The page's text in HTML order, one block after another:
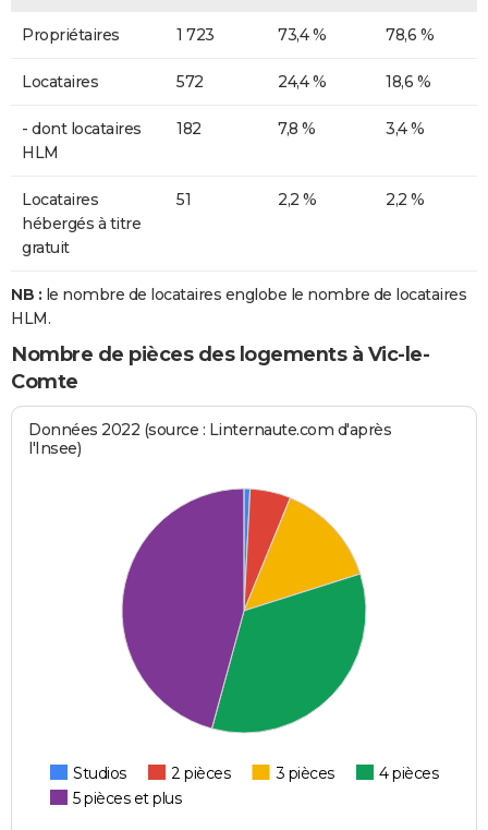
Propriétaires 1 723 73,4 % 78,6 %
Locataires 572 24,4 % 18,6 %
- dont locataires
HLM
182 7,8 % 3,4 %
Locataires
hébergés à titre
gratuit
51 2,2 % 2,2 %
NB : le nombre de locataires englobe le nombre de locataires
HLM.
Nombre de pièces des logements à Vic-le-
Comte
Données 2022 (source : Linternaute.com d'après
l'Insee)
Studios 2 pièces 3 pièces
4 pièces
5 pièces et plus